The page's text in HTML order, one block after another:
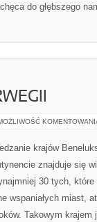
do głębszego
krajów
znajduje się
30 tych,
wspaniałych miast,
Takowym